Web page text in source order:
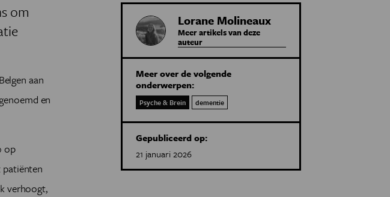
om
aan
en
op
verhoogt,
Lorane Molineaux
Meer artikels van deze
auteur
Meer over de volgende
onderwerpen:
Psyche & Brein dementie
Gepubliceerd op:
21 januari 2026